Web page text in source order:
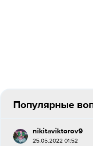
Популярные
nikitaviktorov9
25.05.2022 01:52